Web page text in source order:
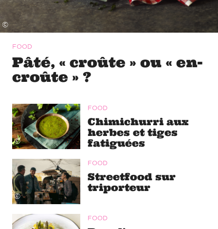
©
FOOD
Pâté, « croûte » ou « en-
croûte » ?
©
FOOD
Chimichurri aux
herbes et tiges
fatiguées
©
FOOD
Streetfood sur
triporteur
FOOD